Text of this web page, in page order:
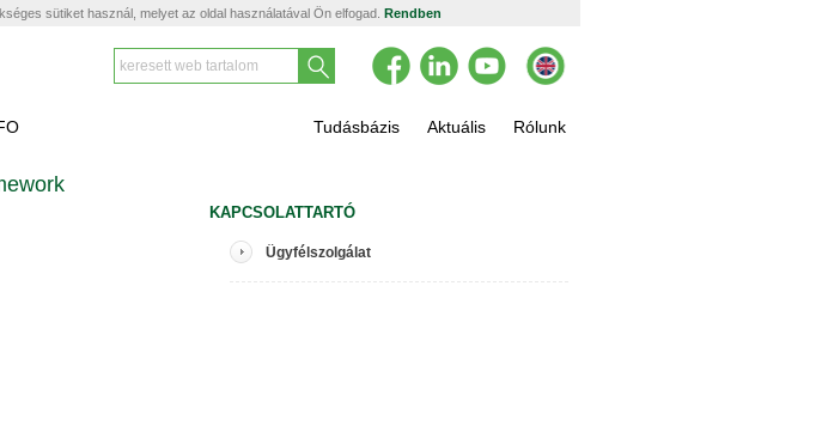
sütiket használ, melyet az oldal használatával Ön elfogad. Rendben
Tudásbázis Aktuális Rólunk
KAPCSOLATTARTÓ
Ügyfélszolgálat